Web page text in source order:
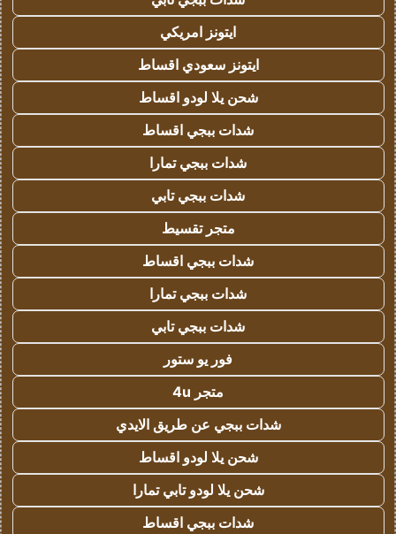
ايتونز امريكي
ايتونز سعودي اقساط
شحن يلا لودو اقساط
شدات ببجي اقساط
شدات ببجي تمارا
شدات ببجي تابي
متجر تقسيط
شدات ببجي اقساط
شدات ببجي تمارا
شدات ببجي تابي
فور يو ستور
متجر 4u
شدات ببجي عن طريق الايدي
شحن يلا لودو اقساط
شحن يلا لودو تابي تمارا
شدات ببجي اقساط